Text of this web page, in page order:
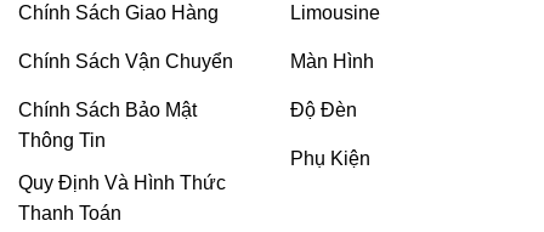
“được lòng” rất nhiều chủ xe hiện nay. Thiết bị được
kính lái, đặt trên phần Taplo xe hoặc ốp vào gương
chiếu hậu… nên rất thuận tiện cho lái xe quan sát.
Camera hành trình Nextbase có nhiều ưu điểm vượt
trội hơn so với tính năng của một chiếc camera thông
thường, trong đó phải kể đến kỹ thuật chống rung,
Chính Sách Giao Hàng
Chính Sách Vận Chuyển
Chính Sách Bảo Mật
Thông Tin
Quy Định Và Hình Thức
Thanh Toán
Limousine
Màn Hình
Độ Đèn
Phụ Kiện